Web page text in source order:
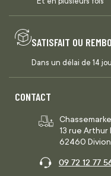
SATISFAIT OU
Dans un délai de 14
CONTACT
13 rue Arthur
62460 Divion
09 72 12 77